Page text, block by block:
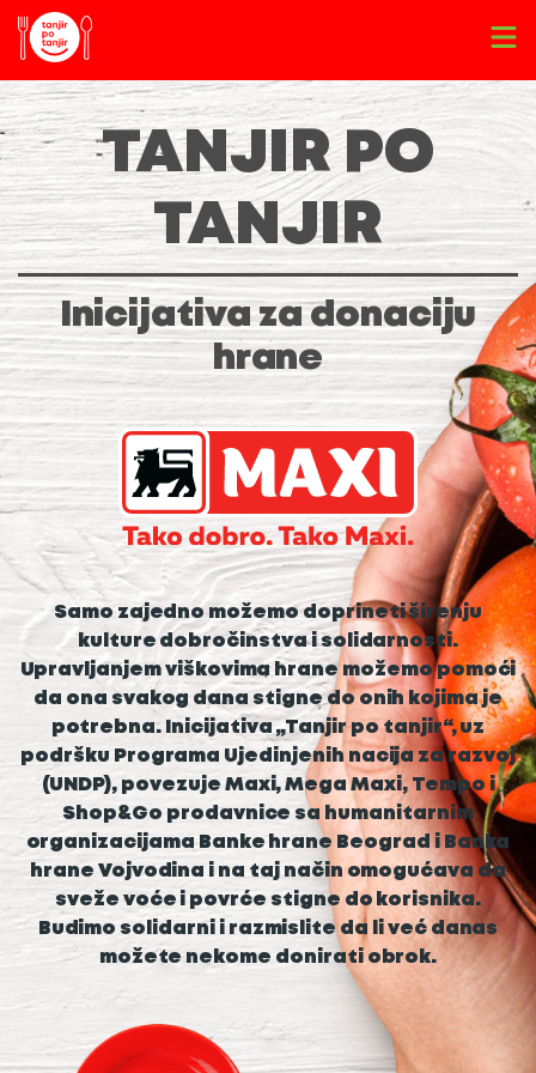
TANJIR PO
TANJIR
Inicijativa za donaciju
hrane
Samo zajedno možemo doprineti širenju
kulture dobročinstva i solidarnosti.
Upravljanjem viškovima hrane možemo pomoći
da ona svakog dana stigne do onih kojima je
potrebna. Inicijativa „Tanjir po tanjir“, uz
podršku Programa Ujedinjenih nacija za razvoj
(UNDP), povezuje Maxi, Mega Maxi, Tempo i
Shop&Go prodavnice sa humanitarnim
organizacijama Banke hrane Beograd i Banka
hrane Vojvodina i na taj način omogućava da
sveže voće i povrće stigne do korisnika.
Budimo solidarni i razmislite da li već danas
možete nekome donirati obrok.